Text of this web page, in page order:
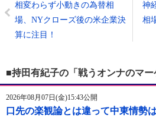
相変わらず小動きの為替相
場、NYクローズ後の米企業決
算に注目！
神
相
■持田有紀子の「戦うオンナのマ
2026年08月07日(金)15:43公開
口先の楽観論とは違って中東情勢